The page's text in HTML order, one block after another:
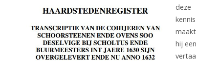
deze
kennis
maakt
hij een
vertaa